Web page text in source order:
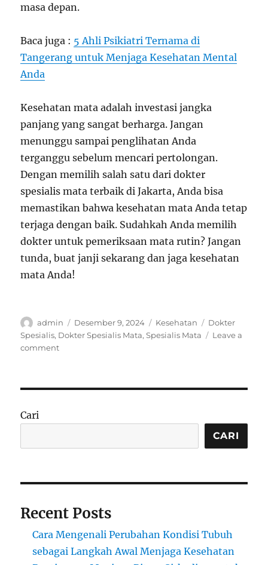
masa depan.
Baca juga : 5 Ahli Psikiatri Ternama di
Tangerang untuk Menjaga Kesehatan Mental
Anda
Kesehatan mata adalah investasi jangka
panjang yang sangat berharga. Jangan
menunggu sampai penglihatan Anda
terganggu sebelum mencari pertolongan.
Dengan memilih salah satu dari dokter
spesialis mata terbaik di Jakarta, Anda bisa
memastikan bahwa kesehatan mata Anda tetap
terjaga dengan baik. Sudahkah Anda memilih
dokter untuk pemeriksaan mata rutin? Jangan
tunda, buat janji sekarang dan jaga kesehatan
mata Anda!
Author
admin
Posted
on
Desember 9, 2024 Categories
Kesehatan Tags
Dokter
Spesialis, Dokter Spesialis Mata,Spesialis Mata
Leave a
commenton
Profesional
Jakarta
Visioner
Cari
CARI
Recent Posts
Cara Mengenali Perubahan Kondisi Tubuh
sebagai Langkah Awal Menjaga Kesehatan